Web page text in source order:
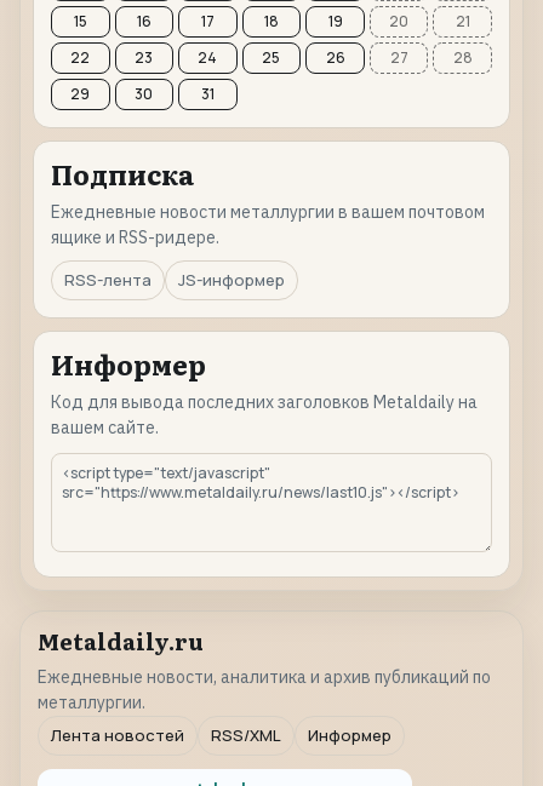
15
16 17 18 19 20
21
22
23 24 25 26 27
28
29
30 31
Подписка
Ежедневные новости металлургии в вашем почтовом
ящике и RSS-ридере.
RSS-лента
JS-информер
Информер
Код для вывода последних заголовков Metaldaily на
вашем сайте.
Metaldaily.ru
Ежедневные новости, аналитика и архив публикаций по
металлургии.
Лента новостей
RSS/XML Информер